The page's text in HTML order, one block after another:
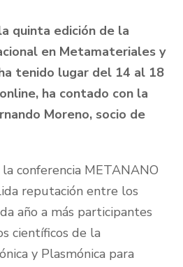
quinta edición de la
en Metamateriales y
tenido lugar del 14 al 18
ha contado con la
Moreno, socio de
conferencia METANANO
reputación entre los
año a más participantes
científicos de la
y Plasmónica para